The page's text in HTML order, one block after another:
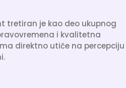
tretiran je kao deo ukupnog
i kvalitetna
direktno utiče na percepciju